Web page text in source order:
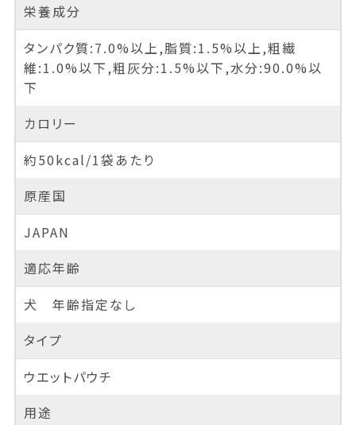
栄養成分
タンパク質:7.0%以上,脂質:1.5%以上,粗繊
維:1.0%以下,粗灰分:1.5%以下,水分:90.0%以
下
カロリー
約50kcal/1袋あたり
原産国
JAPAN
適応年齢
犬 年齢指定なし
タイプ
ウエットパウチ
用途